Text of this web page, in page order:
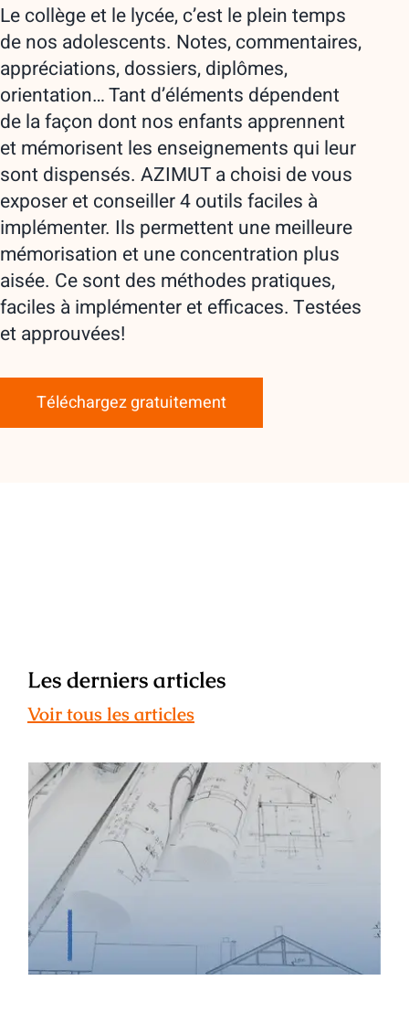
Le collège et le lycée, c’est le plein temps
de nos adolescents. Notes, commentaires,
appréciations, dossiers, diplômes,
orientation… Tant d’éléments dépendent
de la façon dont nos enfants apprennent
et mémorisent les enseignements qui leur
sont dispensés. AZIMUT a choisi de vous
exposer et conseiller 4 outils faciles à
implémenter. Ils permettent une meilleure
mémorisation et une concentration plus
aisée. Ce sont des méthodes pratiques,
faciles à implémenter et efficaces. Testées
et approuvées!
Téléchargez gratuitement
Les derniers articles
Voir tous les articles
ESAIL : témoignage de Léa Maunier –
ancienne étudiante, architecte